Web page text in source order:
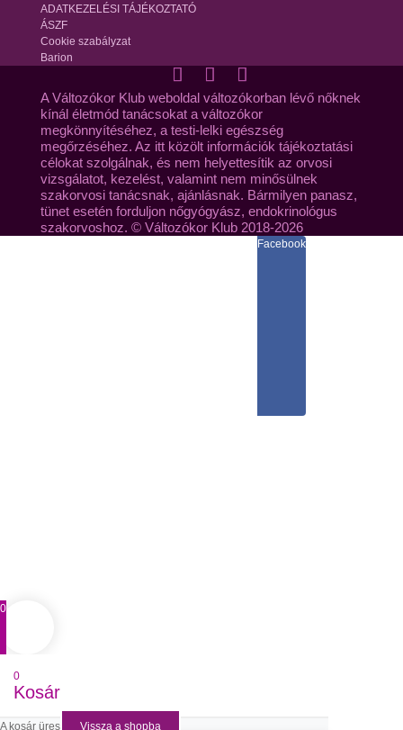
ADATKEZELÉSI TÁJÉKOZTATÓ
ÁSZF
Cookie szabályzat
Barion
A Változókor Klub weboldal változókorban lévő nőknek
kínál életmód tanácsokat a változókor
megkönnyítéséhez, a testi-lelki egészség
megőrzéséhez. Az itt közölt információk tájékoztatási
célokat szolgálnak, és nem helyettesítik az orvosi
vizsgálatot, kezelést, valamint nem minősülnek
szakorvosi tanácsnak, ajánlásnak. Bármilyen panasz,
tünet esetén forduljon nőgyógyász, endokrinológus
szakorvoshoz. © Változókor Klub 2018-2026
Facebook
0
0
Kosár
A kosár üres Vissza a shopba